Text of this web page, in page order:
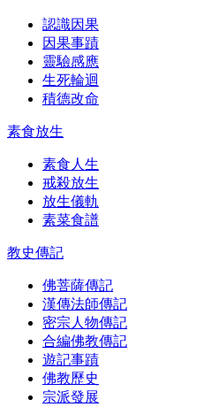
認識因果
因果事蹟
靈驗感應
生死輪迴
積德改命
素食放生
素食人生
戒殺放生
放生儀軌
素菜食譜
教史傳記
佛菩薩傳記
漢傳法師傳記
密宗人物傳記
合編佛教傳記
遊記事蹟
佛教歷史
宗派發展